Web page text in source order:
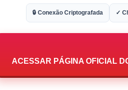
🔒 Conexão Criptografada ✓
ACESSAR PÁGINA OFICIAL